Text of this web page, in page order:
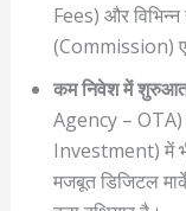
Fees) और विभिन्न
(Commission)
कम निवेश में
Agency –
Investment) में
मजबूत डिजिटल